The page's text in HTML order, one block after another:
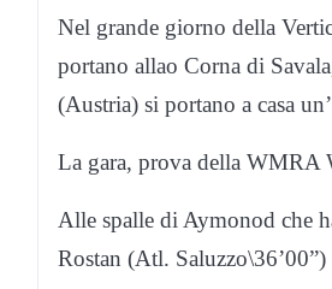
Nel grande giorno della
portano allao Corna di
(Austria) si portano a casa
La gara, prova della WMRA
Alle spalle di Aymonod che
Rostan (Atl.